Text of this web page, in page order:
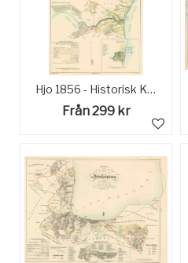
Hjo 1856 - Historisk Karta
Från 299 kr